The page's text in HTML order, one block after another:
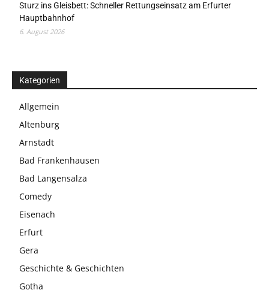
Sturz ins Gleisbett: Schneller Rettungseinsatz am Erfurter
Hauptbahnhof
6. August 2026
Kategorien
Allgemein
Altenburg
Arnstadt
Bad Frankenhausen
Bad Langensalza
Comedy
Eisenach
Erfurt
Gera
Geschichte & Geschichten
Gotha